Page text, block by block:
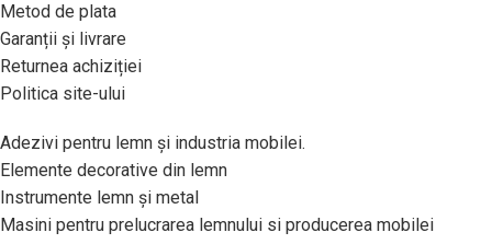
Metod de plata
Garanții și livrare
Returnea achiziției
Politica site-ului
Adezivi pentru lemn și industria mobilei.
Elemente decorative din lemn
Instrumente lemn și metal
Masini pentru prelucrarea lemnului si producerea mobilei